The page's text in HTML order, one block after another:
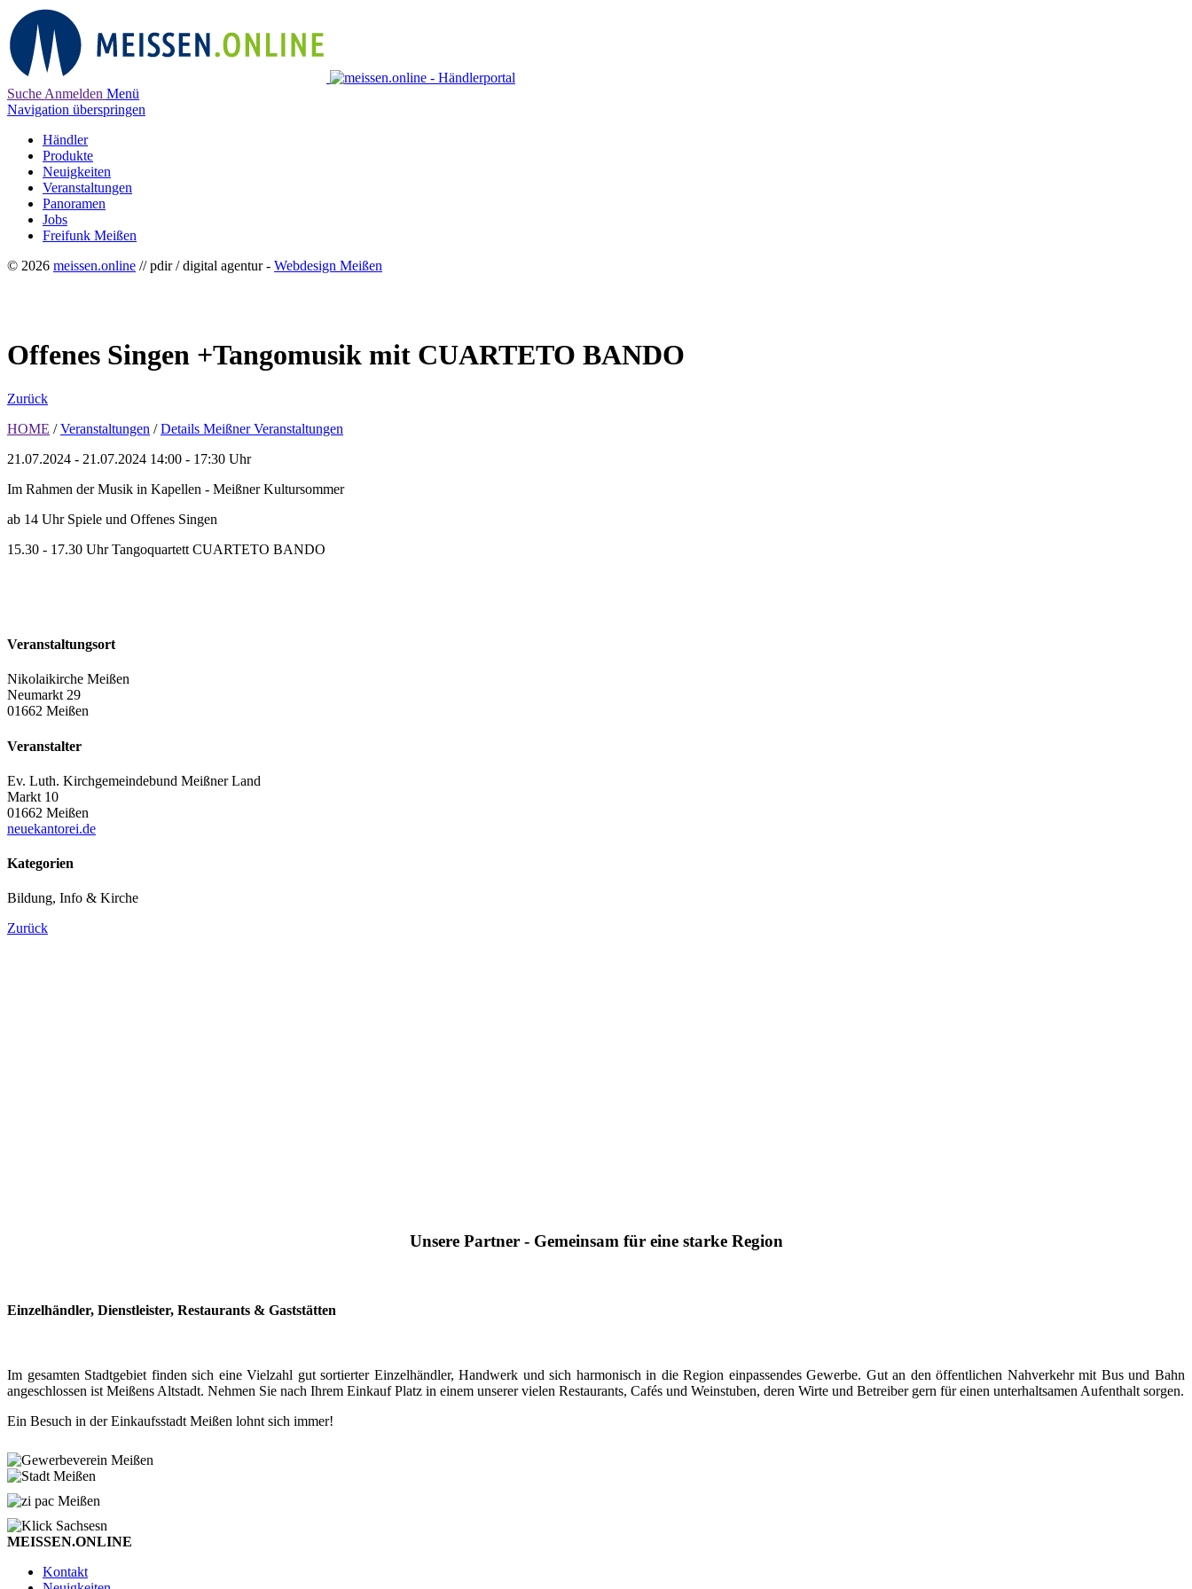
Suche Anmelden Menü
Navigation überspringen
Händler
Produkte
Neuigkeiten
Veranstaltungen
Panoramen
Jobs
Freifunk Meißen
© 2026 meissen.online // pdir / digital agentur - Webdesign Meißen
Offenes Singen +Tangomusik mit CUARTETO BANDO
Zurück
HOME / Veranstaltungen / Details Meißner Veranstaltungen
21.07.2024 - 21.07.2024 14:00 - 17:30 Uhr
Im Rahmen der Musik in Kapellen - Meißner Kultursommer
ab 14 Uhr Spiele und Offenes Singen
15.30 - 17.30 Uhr Tangoquartett CUARTETO BANDO
Veranstaltungsort
Nikolaikirche Meißen
Neumarkt 29
01662 Meißen
Veranstalter
Ev. Luth. Kirchgemeindebund Meißner Land
Markt 10
01662 Meißen
neuekantorei.de
Kategorien
Bildung, Info & Kirche
Zurück
Unsere Partner - Gemeinsam für eine starke Region
Einzelhändler, Dienstleister, Restaurants & Gaststätten
Im gesamten Stadtgebiet finden sich eine Vielzahl gut sortierter Einzelhändler, Handwerk und sich harmonisch in die Region einpassendes Gewerbe. Gut an den öffentlichen Nahverkehr mit Bus und Bahn
angeschlossen ist Meißens Altstadt. Nehmen Sie nach Ihrem Einkauf Platz in einem unserer vielen Restaurants, Cafés und Weinstuben, deren Wirte und Betreiber gern für einen unterhaltsamen Aufenthalt sorgen.
Ein Besuch in der Einkaufsstadt Meißen lohnt sich immer!
MEISSEN.ONLINE
Kontakt